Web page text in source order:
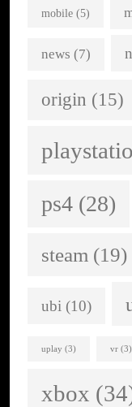
mobile(5)
news (7)
origin (15)
ps4(28)
steam (19)
ubi (10)
uplay (3) vr(3)
xbox